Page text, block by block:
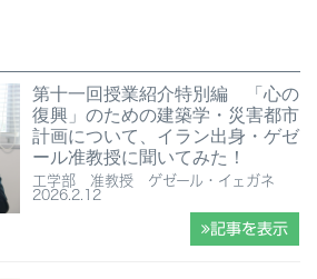
第十一回授業紹介特別編 「心の
復興」のための建築学・災害都市
計画について、イラン出身・ゲゼ
ール准教授に聞いてみた！
工学部 准教授 ゲゼール・イェガネ
2026.2.12
記事を表示